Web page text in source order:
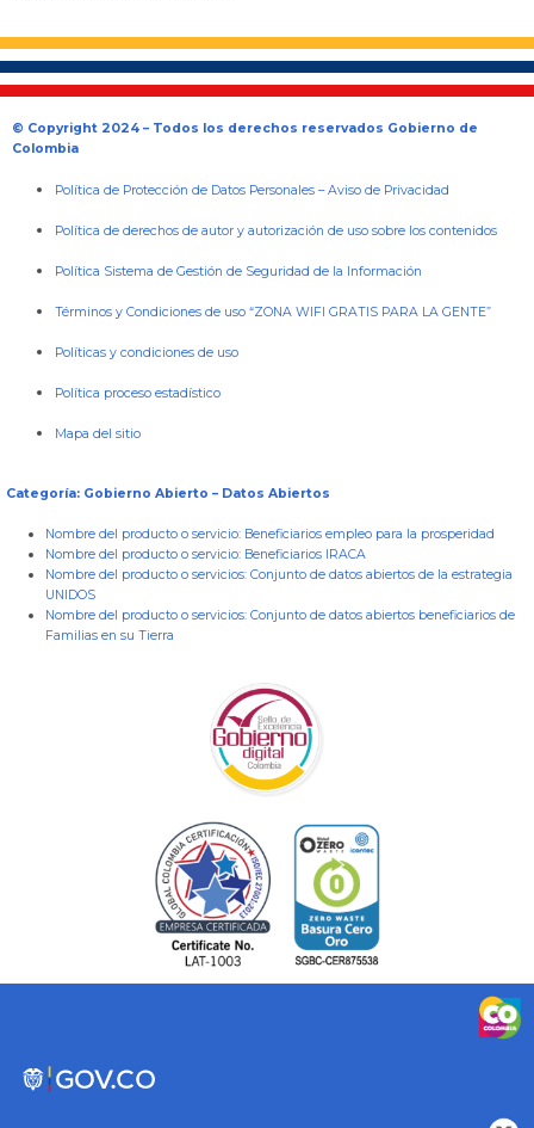
© Copyright 2024 – Todos los derechos reservados Gobierno de
Colombia
Política de Protección de Datos Personales –Aviso de Privacidad
Política de derechos de autor y autorización de uso sobre los contenidos
Política Sistema de Gestión de Seguridad de la Información
Términos y Condiciones de uso “ZONA WIFI GRATIS PARA LA GENTE”
Políticas y condiciones de uso
Política proceso estadístico
Mapa del sitio
Categoría: Gobierno Abierto – Datos Abiertos
Nombre del producto o servicio: Beneficiarios empleo para la prosperidad
Nombre del producto o servicio: Beneficiarios IRACA
Nombre del producto o servicios: Conjunto de datos abiertos de la estrategia
UNIDOS
Nombre del producto o servicios: Conjunto de datos abiertos beneficiarios de
Familias en su Tierra